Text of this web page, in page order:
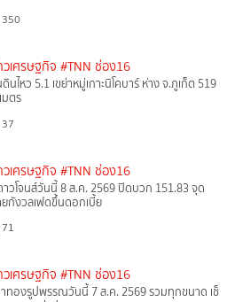
350
เศรษฐกิจ #TNN ช่อง16
นไหว 5.1 เขย่าหมู่เกาะนิโคบาร์ ห่าง จ.ภูเก็ต 519
มตร
37
เศรษฐกิจ #TNN ช่อง16
วโจนส์วันนี้ 8 ส.ค. 2569 ปิดบวก 151.83 จุด
กังวลเฟดขึ้นดอกเบี้ย
71
เศรษฐกิจ #TNN ช่อง16
ทองรูปพรรณวันนี้ 7 ส.ค. 2569 รวมทุกขนาด เช็